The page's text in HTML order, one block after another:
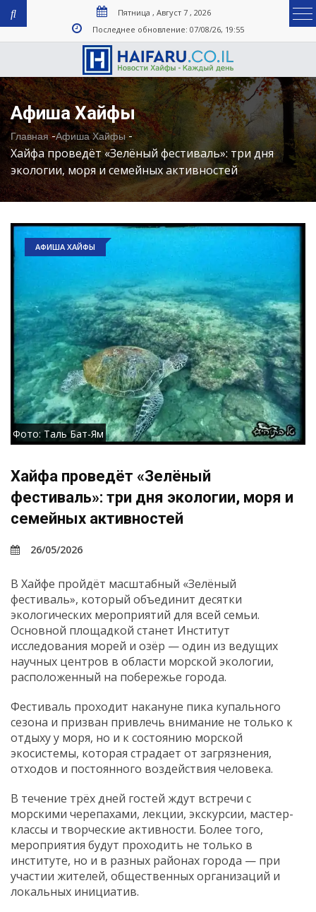
Пятница , Август 7 , 2026
Последнее обновление: 07/08/26, 19:55
Афиша Хайфы
Главная-Афиша Хайфы-
Хайфа проведёт «Зелёный фестиваль»: три дня
экологии, моря и семейных активностей
АФИША ХАЙФЫ
Фото: Таль Бат-Ям
Хайфа проведёт «Зелёный
фестиваль»: три дня экологии, моря и
семейных активностей
26/05/2026
В Хайфе пройдёт масштабный «Зелёный
фестиваль», который объединит десятки
экологических мероприятий для всей семьи.
Основной площадкой станет Институт
исследования морей и озёр — один из ведущих
научных центров в области морской экологии,
расположенный на побережье города.
Фестиваль проходит накануне пика купального
сезона и призван привлечь внимание не только к
отдыху у моря, но и к состоянию морской
экосистемы, которая страдает от загрязнения,
отходов и постоянного воздействия человека.
В течение трёх дней гостей ждут встречи с
морскими черепахами, лекции, экскурсии, мастер-
классы и творческие активности. Более того,
мероприятия будут проходить не только в
институте, но и в разных районах города — при
участии жителей, общественных организаций и
локальных инициатив.